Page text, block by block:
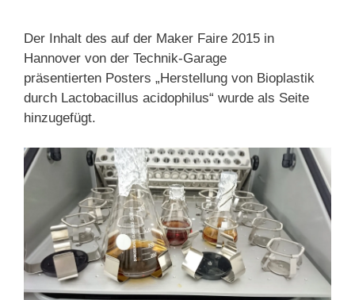
Der Inhalt des auf der Maker Faire 2015 in
Hannover von der Technik-Garage
präsentierten Posters „Herstellung von Bioplastik
durch Lactobacillus acidophilus“ wurde als Seite
hinzugefügt.